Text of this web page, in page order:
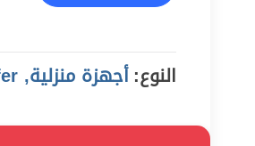
النوع:أجهزة منزلية, offer